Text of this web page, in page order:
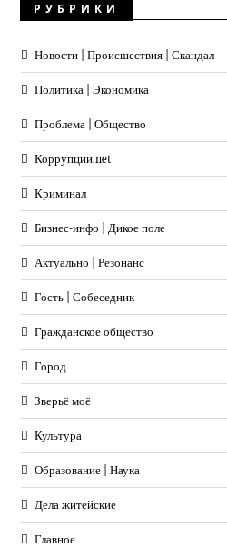
РУБРИКИ
Новости | Происшествия | Скандал
Политика | Экономика
Проблема | Общество
Коррупции.net
Криминал
Бизнес-инфо | Дикое поле
Актуально | Резонанс
Гость | Собеседник
Гражданское общество
Город
Зверьё моё
Культура
Образование | Наука
Дела житейские
Главное